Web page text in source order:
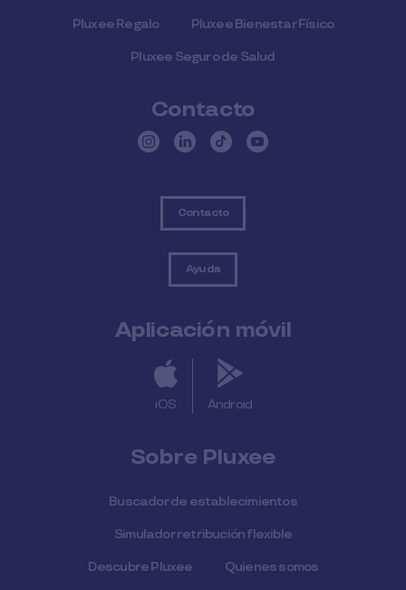
Pluxee Regalo Pluxee Bienestar Físico
Pluxee Seguro de Salud
Contacto
Contacto
Ayuda
Aplicación móvil
iOS Android
Sobre Pluxee
Buscador de establecimientos
Simulador retribución flexible
Descubre Pluxee Quienes somos